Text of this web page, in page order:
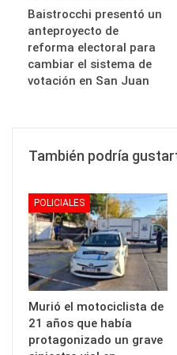
Baistrocchi presentó un
anteproyecto de
reforma electoral para
cambiar el sistema de
votación en San Juan
También podría
POLICIALES
Murió el motociclista de
21 años que había
protagonizado un grave